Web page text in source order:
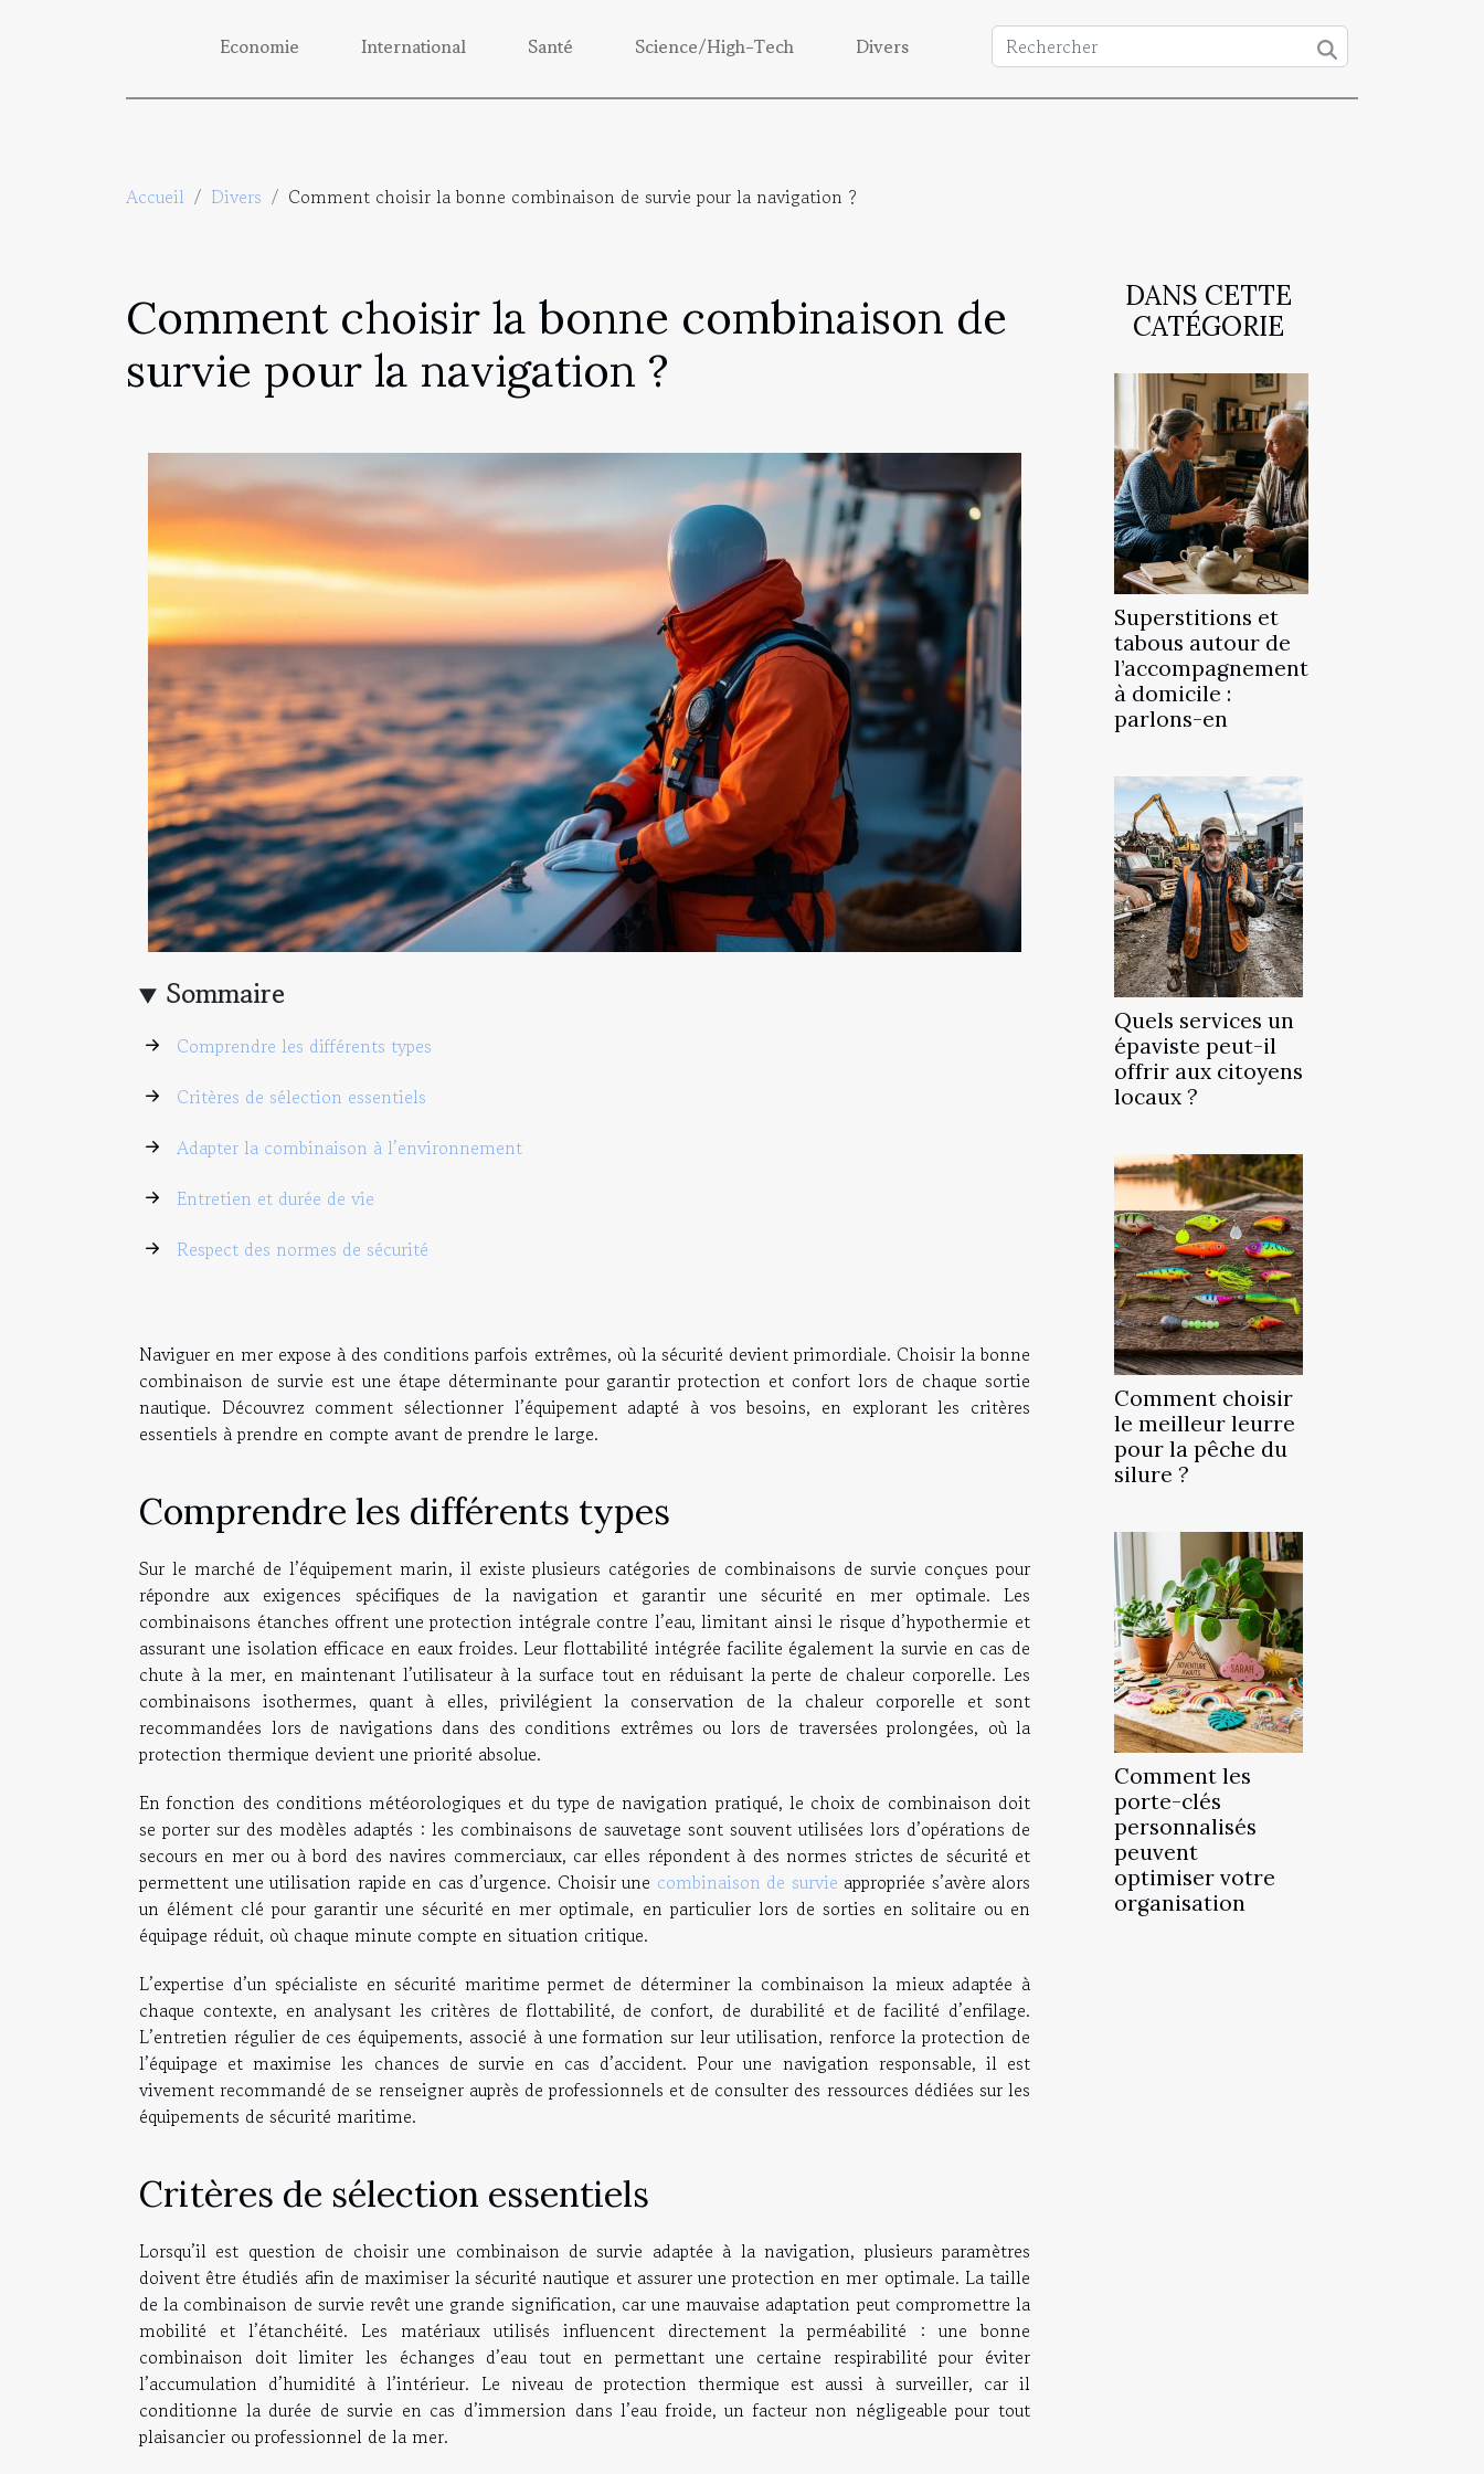
Economie International Santé Science/High-Tech Divers
Accueil Divers Comment choisir la bonne combinaison de survie pour la navigation ?
Comment choisir la bonne combinaison de
survie pour la navigation ?
Sommaire
Comprendre les différents types
Critères de sélection essentiels
Adapter la combinaison à l’environnement
Entretien et durée de vie
Respect des normes de sécurité
Naviguer en mer expose à des conditions parfois extrêmes, où la sécurité devient primordiale. Choisir la bonne
combinaison de survie est une étape déterminante pour garantir protection et confort lors de chaque sortie
nautique. Découvrez comment sélectionner l’équipement adapté à vos besoins, en explorant les critères
essentiels à prendre en compte avant de prendre le large.
Comprendre les différents types
Sur le marché de l’équipement marin, il existe plusieurs catégories de combinaisons de survie conçues pour
répondre aux exigences spécifiques de la navigation et garantir une sécurité en mer optimale. Les
combinaisons étanches offrent une protection intégrale contre l’eau, limitant ainsi le risque d’hypothermie et
assurant une isolation efficace en eaux froides. Leur flottabilité intégrée facilite également la survie en cas de
chute à la mer, en maintenant l’utilisateur à la surface tout en réduisant la perte de chaleur corporelle. Les
combinaisons isothermes, quant à elles, privilégient la conservation de la chaleur corporelle et sont
recommandées lors de navigations dans des conditions extrêmes ou lors de traversées prolongées, où la
protection thermique devient une priorité absolue.
En fonction des conditions météorologiques et du type de navigation pratiqué, le choix de combinaison doit
se porter sur des modèles adaptés : les combinaisons de sauvetage sont souvent utilisées lors d’opérations de
secours en mer ou à bord des navires commerciaux, car elles répondent à des normes strictes de sécurité et
permettent une utilisation rapide en cas d’urgence. Choisir une combinaison de survie appropriée s’avère alors
un élément clé pour garantir une sécurité en mer optimale, en particulier lors de sorties en solitaire ou en
équipage réduit, où chaque minute compte en situation critique.
L’expertise d’un spécialiste en sécurité maritime permet de déterminer la combinaison la mieux adaptée à
chaque contexte, en analysant les critères de flottabilité, de confort, de durabilité et de facilité d’enfilage.
L’entretien régulier de ces équipements, associé à une formation sur leur utilisation, renforce la protection de
l’équipage et maximise les chances de survie en cas d’accident. Pour une navigation responsable, il est
vivement recommandé de se renseigner auprès de professionnels et de consulter des ressources dédiées sur les
équipements de sécurité maritime.
Critères de sélection essentiels
Lorsqu’il est question de choisir une combinaison de survie adaptée à la navigation, plusieurs paramètres
doivent être étudiés afin de maximiser la sécurité nautique et assurer une protection en mer optimale. La taille
de la combinaison de survie revêt une grande signification, car une mauvaise adaptation peut compromettre la
mobilité et l’étanchéité. Les matériaux utilisés influencent directement la perméabilité : une bonne
combinaison doit limiter les échanges d’eau tout en permettant une certaine respirabilité pour éviter
l’accumulation d’humidité à l’intérieur. Le niveau de protection thermique est aussi à surveiller, car il
conditionne la durée de survie en cas d’immersion dans l’eau froide, un facteur non négligeable pour tout
plaisancier ou professionnel de la mer.
DANS CETTE
CATÉGORIE
Superstitions et
tabous autour de
l’accompagnement
à domicile :
parlons-en
Quels services un
épaviste peut-il
offrir aux citoyens
locaux ?
Comment choisir
le meilleur leurre
pour la pêche du
silure ?
Comment les
porte-clés
personnalisés
peuvent
optimiser votre
organisation